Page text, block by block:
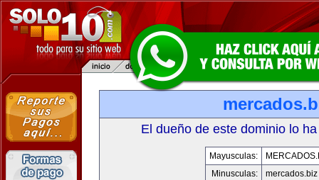
El dueño de este dominio lo
Mayusculas:
Minusculas:
mercados.biz